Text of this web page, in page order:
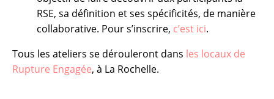
RSE, sa définition et ses spécificités, de manière
collaborative. Pour s’inscrire, c’est ici.
Tous les ateliers se dérouleront dans les locaux de
Rupture Engagée, à La Rochelle.